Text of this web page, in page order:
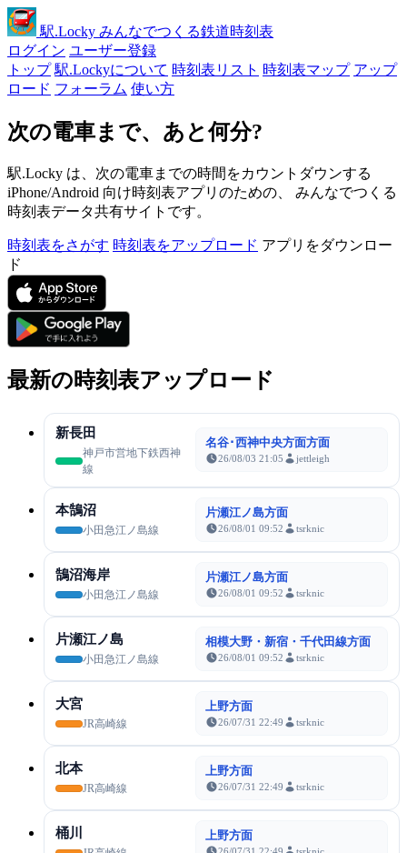
駅.Locky みんなでつくる鉄道時刻表
ログイン ユーザー登録
トップ 駅.Lockyについて 時刻表リスト 時刻表マップ アップ
ロード フォーラム 使い方
次の電車まで、あと何分?
駅.Locky は、次の電車までの時間をカウントダウンする
iPhone/Android 向け時刻表アプリのための、 みんなでつくる
時刻表データ共有サイトです。
時刻表をさがす 時刻表をアップロード アプリをダウンロー
ド
最新の時刻表アップロード
新長田
神戸市営地下鉄西神
線
名谷･西神中央方面方面
26/08/03 21:05 jettleigh
本鵠沼
小田急江ノ島線
片瀬江ノ島方面
26/08/01 09:52 tsrknic
鵠沼海岸
小田急江ノ島線
片瀬江ノ島方面
26/08/01 09:52 tsrknic
片瀬江ノ島
小田急江ノ島線
相模大野・新宿・千代田線方面
26/08/01 09:52 tsrknic
大宮
JR高崎線
上野方面
26/07/31 22:49 tsrknic
北本
JR高崎線
上野方面
26/07/31 22:49 tsrknic
桶川 上野方面